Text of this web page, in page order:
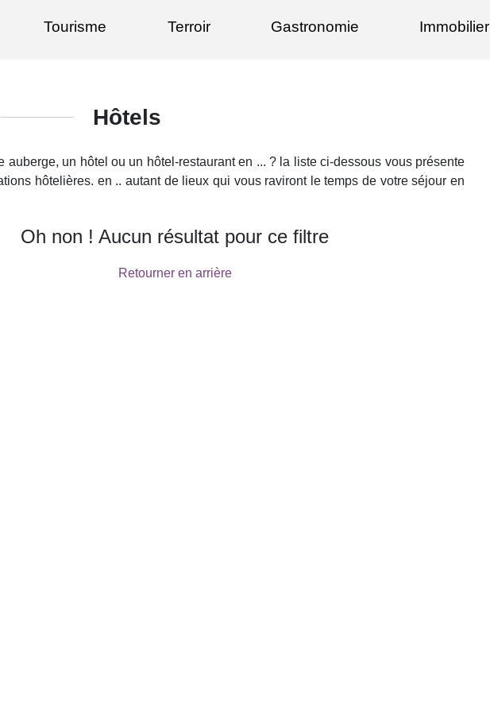
Tourisme Terroir Gastronomie Immobilier
Hôtels
auberge, un hôtel ou un hôtel-restaurant en ... ? la liste ci-dessous vous présente
hôtelières. en .. autant de lieux qui vous raviront le temps de votre séjour en
Oh non ! Aucun résultat pour ce filtre
Retourner en arrière